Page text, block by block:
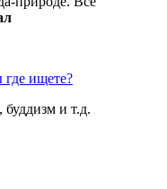
ищете?
и т.д.